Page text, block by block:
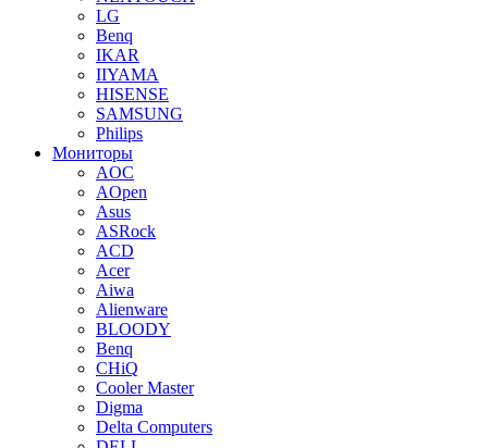
LG
Benq
IKAR
IIYAMA
HISENSE
SAMSUNG
Philips
Мониторы
AOC
AOpen
Asus
ASRock
ACD
Acer
Aiwa
Alienware
BLOODY
Benq
CHiQ
Cooler Master
Digma
Delta Computers